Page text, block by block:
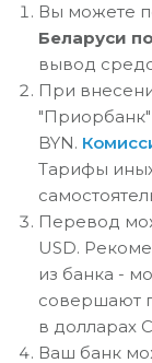
Вы можете
Беларуси
вывод
При
BYN.
Тарифы
Перевод
USD.
из банка -
совершают
в долларах
Ваш банк